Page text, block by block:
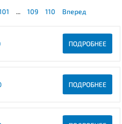
... 109 110 Вперед
ПОДРОБНЕЕ
ПОДРОБНЕЕ